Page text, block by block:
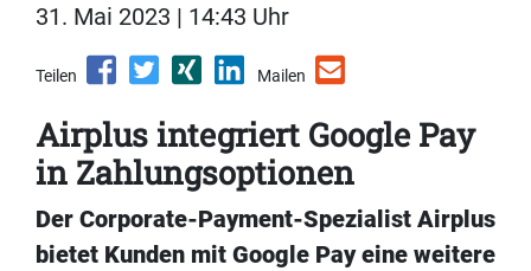
31. Mai 2023 | 14:43 Uhr
Teilen Mailen
Airplus integriert Google Pay
in Zahlungsoptionen
Der Corporate-Payment-Spezialist Airplus
bietet Kunden mit Google Pay eine weitere